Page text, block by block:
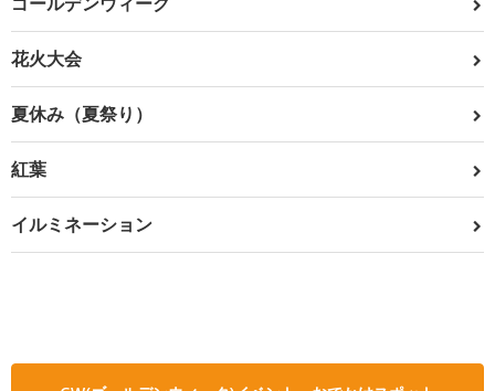
花火大会
夏休み（夏祭り）
紅葉
イルミネーション